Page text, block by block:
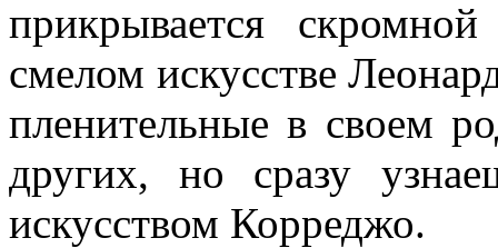
прикрывается
смелом искусстве
пленительные в своем
других, но сразу
искусством Корреджо.